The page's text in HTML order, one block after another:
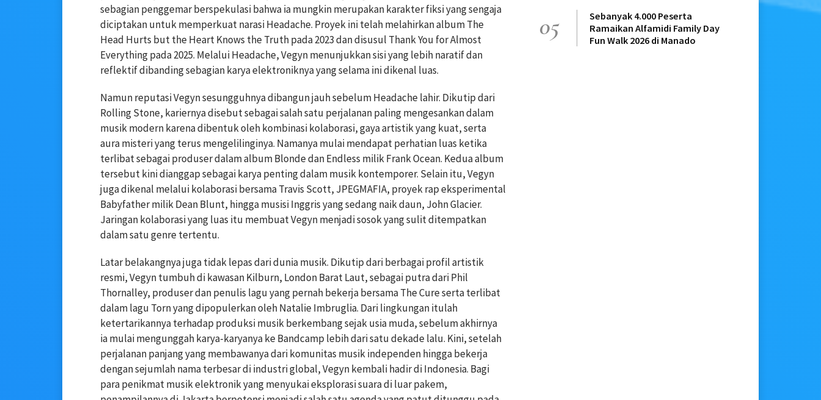
sebagian penggemar berspekulasi bahwa ia mungkin merupakan karakter fiksi yang sengaja
diciptakan untuk memperkuat narasi Headache. Proyek ini telah melahirkan album The
Head Hurts but the Heart Knows the Truth pada 2023 dan disusul Thank You for Almost
Everything pada 2025. Melalui Headache, Vegyn menunjukkan sisi yang lebih naratif dan
reflektif dibanding sebagian karya elektroniknya yang selama ini dikenal luas.
Namun reputasi Vegyn sesungguhnya dibangun jauh sebelum Headache lahir. Dikutip dari
Rolling Stone, kariernya disebut sebagai salah satu perjalanan paling mengesankan dalam
musik modern karena dibentuk oleh kombinasi kolaborasi, gaya artistik yang kuat, serta
aura misteri yang terus mengelilinginya. Namanya mulai mendapat perhatian luas ketika
terlibat sebagai produser dalam album Blonde dan Endless milik Frank Ocean. Kedua album
tersebut kini dianggap sebagai karya penting dalam musik kontemporer. Selain itu, Vegyn
juga dikenal melalui kolaborasi bersama Travis Scott, JPEGMAFIA, proyek rap eksperimental
Babyfather milik Dean Blunt, hingga musisi Inggris yang sedang naik daun, John Glacier.
Jaringan kolaborasi yang luas itu membuat Vegyn menjadi sosok yang sulit ditempatkan
dalam satu genre tertentu.
Latar belakangnya juga tidak lepas dari dunia musik. Dikutip dari berbagai profil artistik
resmi, Vegyn tumbuh di kawasan Kilburn, London Barat Laut, sebagai putra dari Phil
Thornalley, produser dan penulis lagu yang pernah bekerja bersama The Cure serta terlibat
dalam lagu Torn yang dipopulerkan oleh Natalie Imbruglia. Dari lingkungan itulah
ketertarikannya terhadap produksi musik berkembang sejak usia muda, sebelum akhirnya
ia mulai mengunggah karya-karyanya ke Bandcamp lebih dari satu dekade lalu. Kini, setelah
perjalanan panjang yang membawanya dari komunitas musik independen hingga bekerja
dengan sejumlah nama terbesar di industri global, Vegyn kembali hadir di Indonesia. Bagi
para penikmat musik elektronik yang menyukai eksplorasi suara di luar pakem,
05
Sebanyak 4.000 Peserta
Ramaikan Alfamidi Family Day
Fun Walk 2026 di Manado